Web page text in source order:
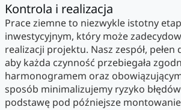
Kontrola i realizacja
Prace ziemne to niezwykle istotny
inwestycyjnym, który może
realizacji projektu. Nasz zespół,
aby każda czynność przebiegała
harmonogramem oraz
sposób minimalizujemy ryzyko
podstawę pod późniejsze